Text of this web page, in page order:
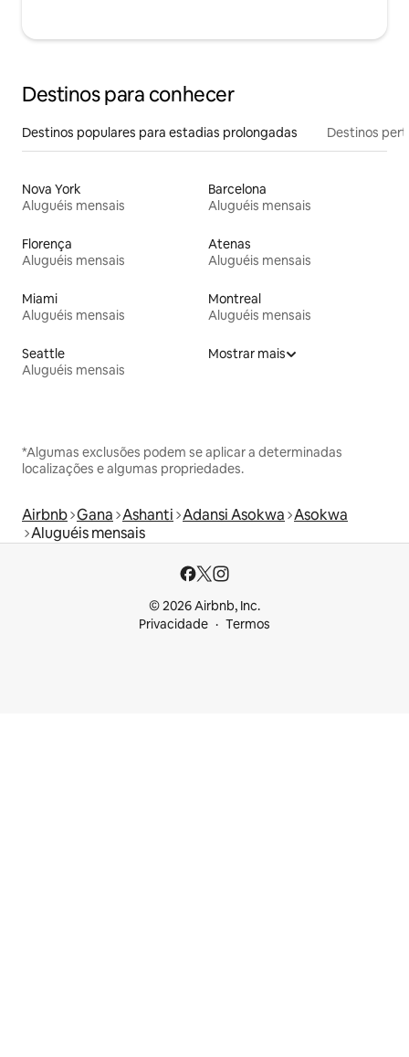
Destinos para conhecer
Destinos populares para estadias prolongadas Destinos
Nova York
Aluguéis mensais
Barcelona
Aluguéis mensais
Florença
Aluguéis mensais
Atenas
Aluguéis mensais
Miami
Aluguéis mensais
Montreal
Aluguéis mensais
Seattle
Aluguéis mensais
Mostrar mais
*Algumas exclusões podem se aplicar a determinadas
localizações e algumas propriedades.
Airbnb Gana Ashanti Adansi Asokwa Asokwa
Aluguéis mensais
© 2026 Airbnb, Inc.
Privacidade
Termos